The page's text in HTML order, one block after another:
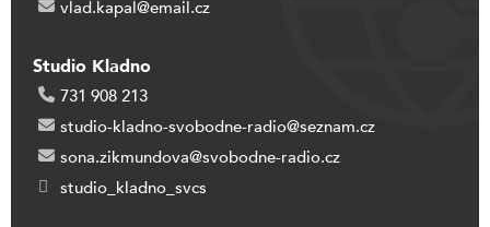
vlad.kapal@email.cz
Studio Kladno
731 908 213
studio-kladno-svobodne-radio@seznam.cz
sona.zikmundova@svobodne-radio.cz
studio_kladno_svcs